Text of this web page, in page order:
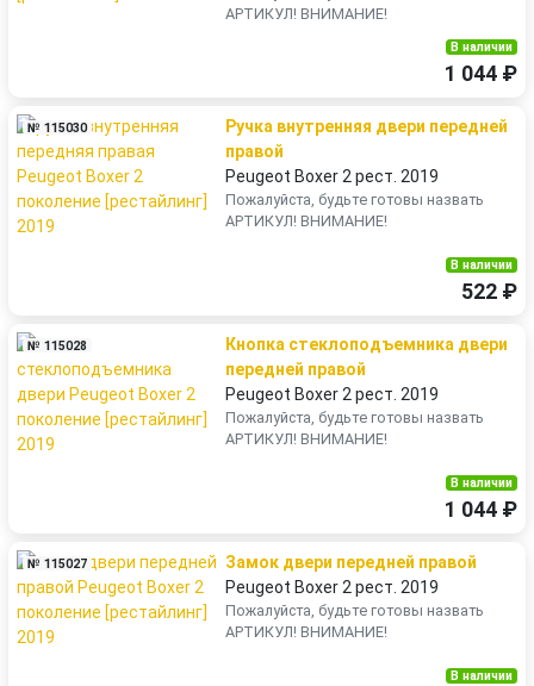
АРТИКУЛ! ВНИМАНИЕ!
В наличии
1 044 ₽
№ 115030
Ручка внутренняя двери передней
правой
Peugeot Boxer 2 рест. 2019
Пожалуйста, будьте готовы назвать
АРТИКУЛ! ВНИМАНИЕ!
В наличии
522 ₽
№ 115028
Кнопка стеклоподъемника двери
передней правой
Peugeot Boxer 2 рест. 2019
Пожалуйста, будьте готовы назвать
АРТИКУЛ! ВНИМАНИЕ!
В наличии
1 044 ₽
№ 115027
Замок двери передней правой
Peugeot Boxer 2 рест. 2019
Пожалуйста, будьте готовы назвать
АРТИКУЛ! ВНИМАНИЕ!
В наличии